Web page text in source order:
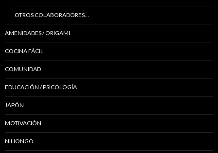
OTROS COLABORADORES…
AMENIDADES / ORIGAMI
COCINA FÁCIL
COMUNIDAD
EDUCACIÓN / PSICOLOGÍA
JAPÓN
MOTIVACIÓN
NIHONGO